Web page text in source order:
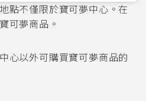
點不僅限於寶可夢中心。在
可夢商品。
心以外可購買寶可夢商品的